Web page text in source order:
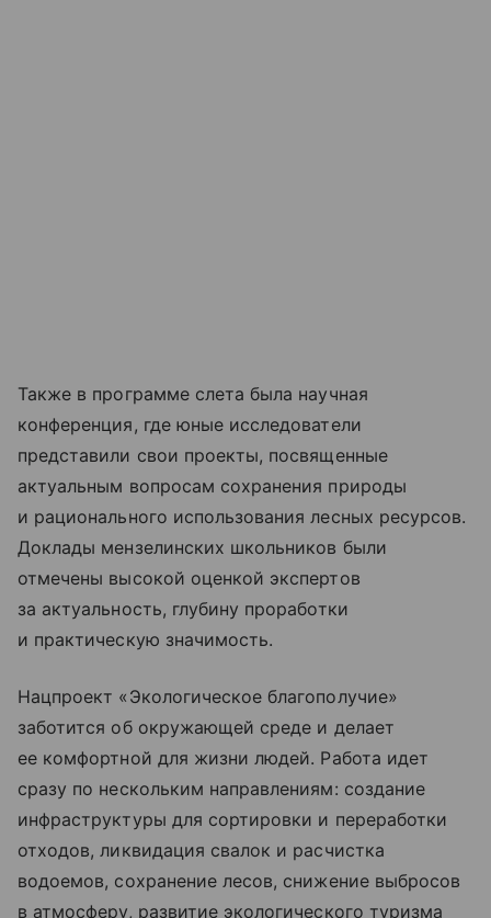
Также в программе слета была научная
конференция, где юные исследователи
представили свои проекты, посвященные
актуальным вопросам сохранения природы
и рационального использования лесных ресурсов.
Доклады мензелинских школьников были
отмечены высокой оценкой экспертов
за актуальность, глубину проработки
и практическую значимость.
Нацпроект «Экологическое благополучие»
заботится об окружающей среде и делает
ее комфортной для жизни людей. Работа идет
сразу по нескольким направлениям: создание
инфраструктуры для сортировки и переработки
отходов, ликвидация свалок и расчистка
водоемов, сохранение лесов, снижение выбросов
в атмосферу, развитие экологического туризма